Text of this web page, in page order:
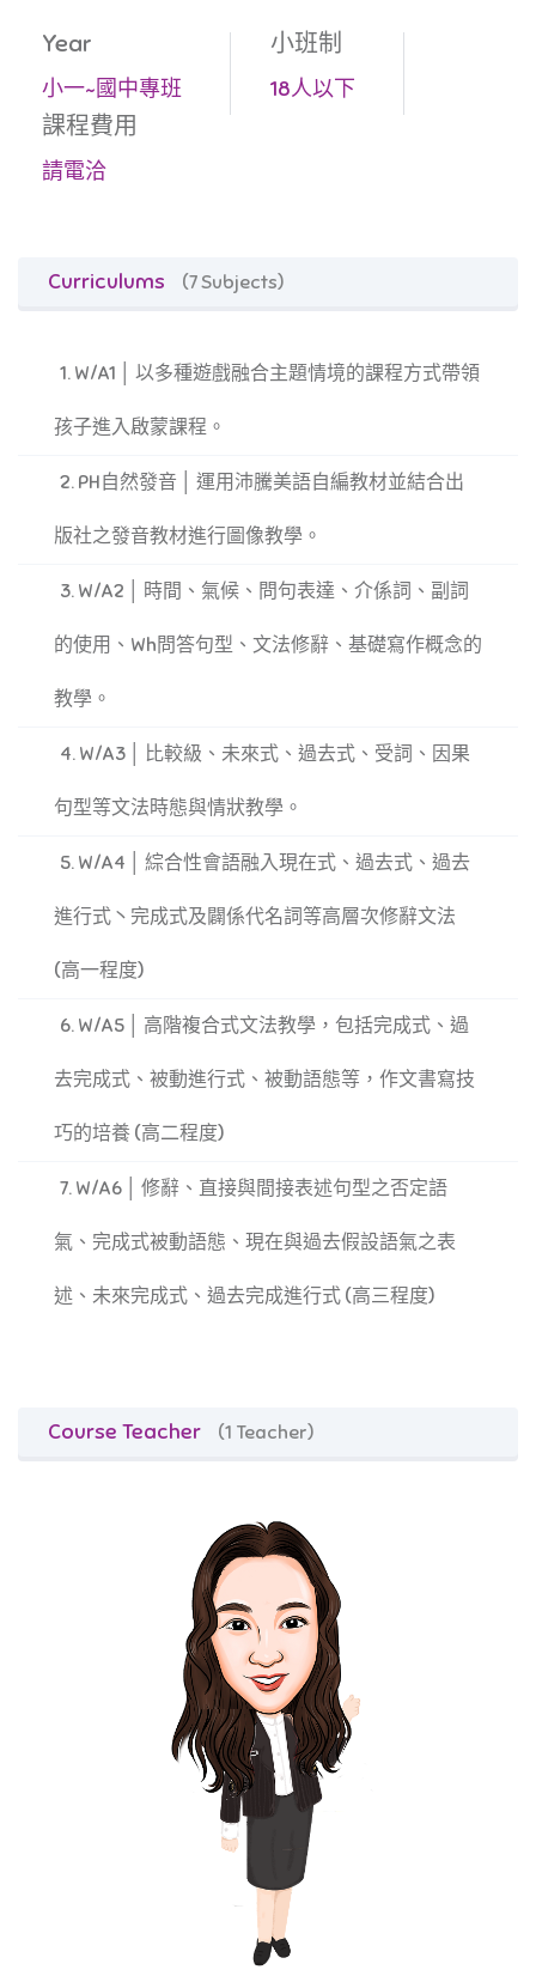
Year
小一~國中專班
小班制
18人以下
課程費用
請電洽
Curriculums (7 Subjects)
1. W/A1 │ 以多種遊戲融合主題情境的課程方式帶領
孩子進入啟蒙課程。
2. PH自然發音 │ 運用沛騰美語自編教材並結合出
版社之發音教材進行圖像教學。
3. W/A2 │ 時間、氣候、問句表達、介係詞、副詞
的使用、Wh問答句型、文法修辭、基礎寫作概念的
教學。
4. W/A3 │ 比較級、未來式、過去式、受詞、因果
句型等文法時態與情狀教學。
5. W/A4 │ 綜合性會語融入現在式、過去式、過去
進行式丶完成式及闢係代名詞等高層次修辭文法
(高一程度)
6. W/A5 │ 高階複合式文法教學，包括完成式、過
去完成式、被動進行式、被動語態等，作文書寫技
巧的培養 (高二程度)
7. W/A6 │ 修辭、直接與間接表述句型之否定語
氣、完成式被動語態、現在與過去假設語氣之表
述、未來完成式、過去完成進行式 (高三程度)
Course Teacher (1 Teacher)